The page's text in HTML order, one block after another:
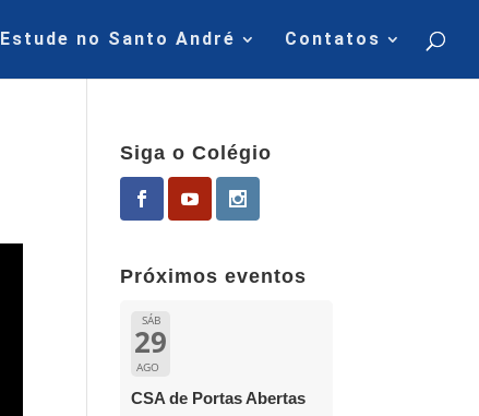
Estude no Santo André Contatos
Siga o Colégio
Próximos eventos
SÁB
29
AGO
CSA de Portas Abertas